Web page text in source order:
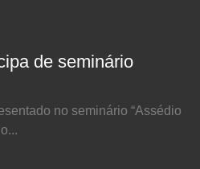
de seminário
no seminário “Assédio